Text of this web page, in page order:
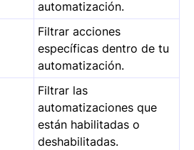
automatización.
Filtrar acciones
específicas dentro de tu
automatización.
Filtrar las
automatizaciones que
están habilitadas o
deshabilitadas.